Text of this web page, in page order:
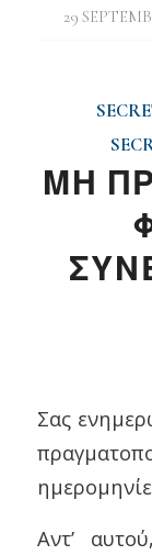
29 /
ΜΗ
Σας
Αντ’